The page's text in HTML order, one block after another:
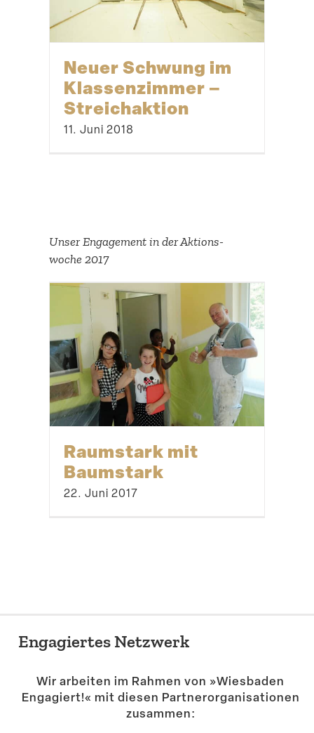
Neuer Schwung im
Klassen­zimmer –
Streichaktion
11. Juni 2018
Unser Engagement in der Aktions­
woche 2017
Raumstark mit
Baumstark
22. Juni 2017
Engagiertes Netzwerk
Wir arbeiten im Rahmen von »Wiesbaden
Engagiert!« mit diesen Partner­or­ga­ni­sa­tionen
zusammen: